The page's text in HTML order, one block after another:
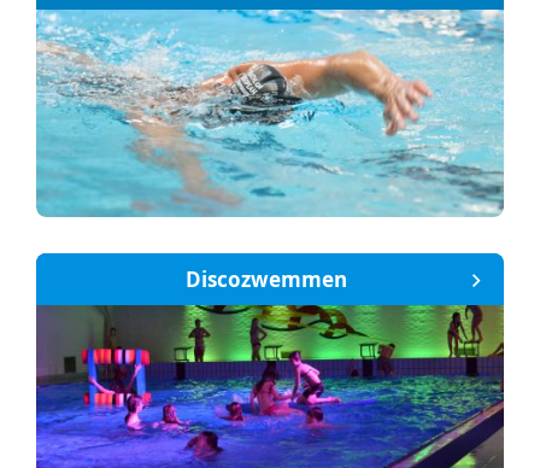
Discozwemmen